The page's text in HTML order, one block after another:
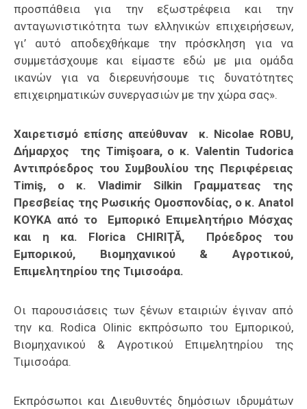
προσπάθεια για την εξωστρέφεια και την
ανταγωνιστικότητα των ελληνικών επιχειρήσεων,
γι’ αυτό αποδεχθήκαμε την πρόσκληση για να
συμμετάσχουμε και είμαστε εδώ με μια ομάδα
ικανών για να διερευνήσουμε τις δυνατότητες
επιχειρηματικών συνεργασιών με την χώρα σας».
Χαιρετισμό επίσης απεύθυναν κ. Nicolae ROBU,
Δήμαρχος της Timişoara, ο κ. Valentin Tudorica
Αντιπρόεδρος του Συμβουλίου της Περιφέρειας
Timiş, ο κ. Vladimir Silkin Γραμματεας της
Πρεσβείας της Ρωσικής Ομοσπονδίας, ο κ. Anatol
KOYKA από το Εμπορικό Επιμελητήριο Μόσχας
και η κα. Florica CHIRIŢĂ, Πρόεδρος του
Εμπορικού, Βιομηχανικού & Αγροτικού,
Επιμελητηρίου της Τιμισοάρα.
Οι παρουσιάσεις των ξένων εταιριών έγιναν από
την κα. Rodica Olinic εκπρόσωπο του Εμπορικού,
Βιομηχανικού & Αγροτικού Επιμελητηρίου της
Τιμισοάρα.
Εκπρόσωποι και Διευθυντές δημόσιων ιδρυμάτων